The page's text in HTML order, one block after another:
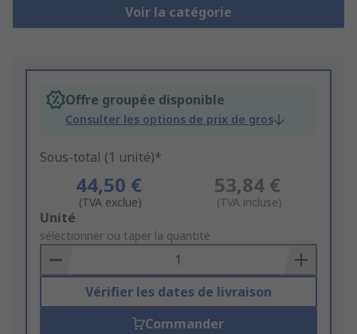
Voir la catégorie
Offre groupée disponible
Consulter les options de prix de gros
Sous-total (1 unité)*
44,50 €
(TVA exclue)
53,84 €
(TVA incluse)
Add
to
Basket
Unité
sélectionner ou taper la quantité
Vérifier les dates de livraison
Commander